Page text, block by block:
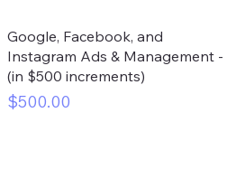
Google, Facebook, and
Instagram Ads & Management -
(in $500 increments)
मूल्य
$500.00